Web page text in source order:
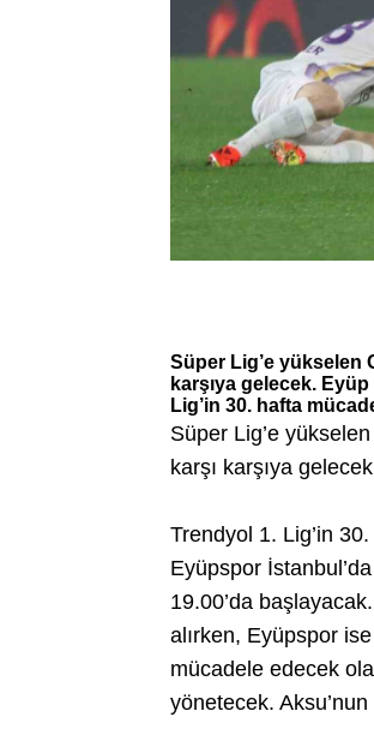
Süper Lig’e yükselen
karşıya gelecek.
Lig’in 30. hafta
Süper Lig’e
karşı karşıya
Trendyol 1. Lig’in
Eyüpspor
19.00’da
alırken, Eyüpspor
mücadele edecek
yönetecek.